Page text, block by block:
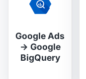
Google Ads
→ Google
BigQuery